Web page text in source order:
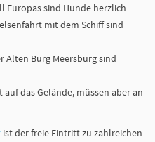
Europas sind Hunde herzlich
mit dem Schiff sind
Alten Burg Meersburg sind
das Gelände, müssen aber an
ist der freie Eintritt zu zahlreichen